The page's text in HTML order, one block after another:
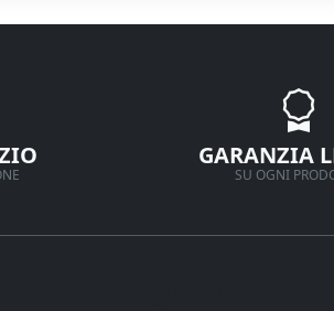
GARANZIA
SU OGNI